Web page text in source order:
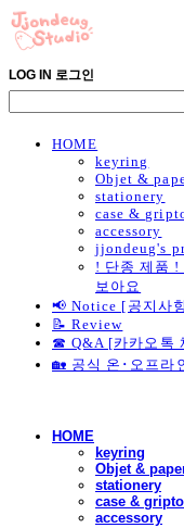
LOG IN 로그인
HOME
keyring
Objet &
stationery
case &
accessory
jjondeug's
! 단종 제품 !
보아요
📢 Notice [공지사
📝 Review
☎ Q&A [카카오톡
🏡 공식 온･오프라
HOME
keyring
Objet &
stationery
case &
accessory